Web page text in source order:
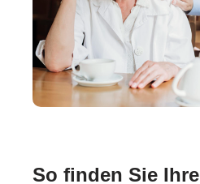
So finden Sie Ihre